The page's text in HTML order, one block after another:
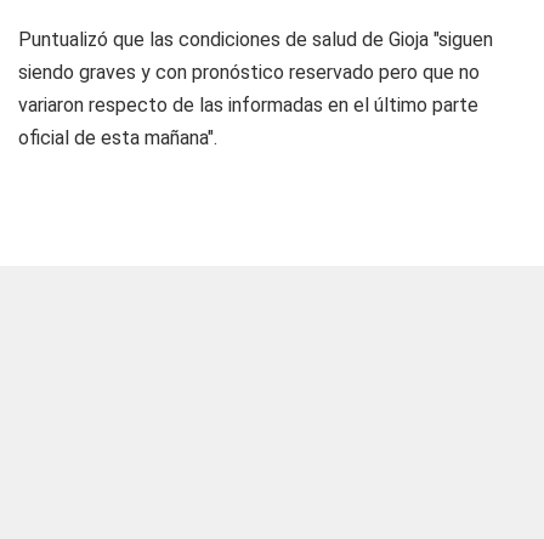
Puntualizó que las condiciones de salud de Gioja "siguen
siendo graves y con pronóstico reservado pero que no
variaron respecto de las informadas en el último parte
oficial de esta mañana".